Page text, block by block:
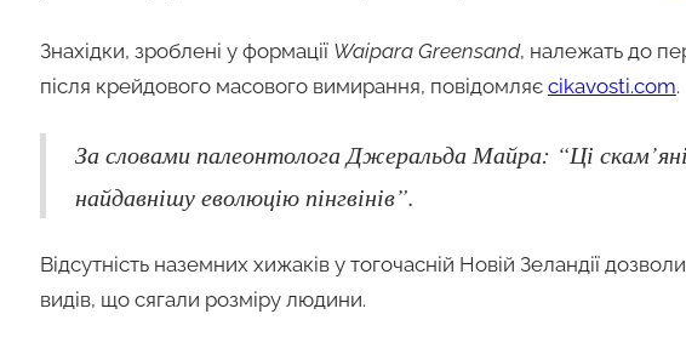
Знахідки, зроблені у формації Waipara Greensand, належать до
після крейдового масового вимирання, повідомляє cikavosti.com.
За словами палеонтолога Джеральда Майра: “Ці
найдавнішу еволюцію пінгвінів”.
Відсутність наземних хижаків у тогочасній Новій Зеландії
видів, що сягали розміру людини.